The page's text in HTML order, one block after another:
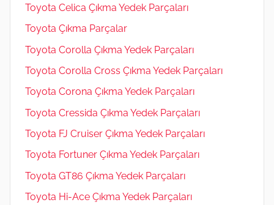
Toyota Celica Çıkma Yedek Parçaları
Toyota Çıkma Parçalar
Toyota Corolla Çıkma Yedek Parçaları
Toyota Corolla Cross Çıkma Yedek Parçaları
Toyota Corona Çıkma Yedek Parçaları
Toyota Cressida Çıkma Yedek Parçaları
Toyota FJ Cruiser Çıkma Yedek Parçaları
Toyota Fortuner Çıkma Yedek Parçaları
Toyota GT86 Çıkma Yedek Parçaları
Toyota Hi-Ace Çıkma Yedek Parçaları